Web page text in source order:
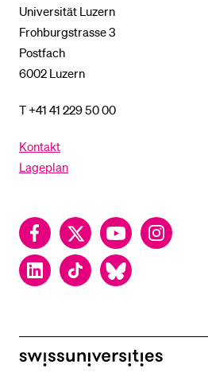
Universität Luzern
Frohburgstrasse 3
Postfach
6002 Luzern
T +41 41 229 50 00
Kontakt
Lageplan
FacebookTwitter YouTubeInstagram
LinkedInTikTok Bluesky
swissuniversities